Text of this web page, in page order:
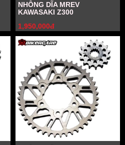
NHÔNG DĨA MREV
KAWASAKI Z300
1,950,000đ